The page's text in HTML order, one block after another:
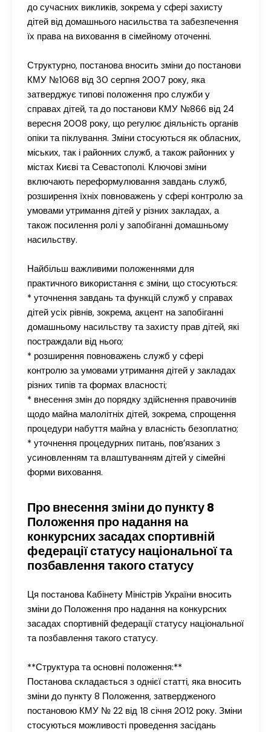
до сучасних викликів, зокрема у сфері захисту
дітей від домашнього насильства та забезпечення
їх права на виховання в сімейному оточенні.
Структурно, постанова вносить зміни до постанови
КМУ №1068 від 30 серпня 2007 року, яка
затверджує типові положення про служби у
справах дітей, та до постанови КМУ №866 від 24
вересня 2008 року, що регулює діяльність органів
опіки та піклування. Зміни стосуються як обласних,
міських, так і районних служб, а також районних у
містах Києві та Севастополі. Ключові зміни
включають переформулювання завдань служб,
розширення їхніх повноважень у сфері контролю за
умовами утримання дітей у різних закладах, а
також посилення ролі у запобіганні домашньому
насильству.
Найбільш важливими положеннями для
практичного використання є зміни, що стосуються:
* уточнення завдань та функцій служб у справах
дітей усіх рівнів, зокрема, акцент на запобіганні
домашньому насильству та захисту прав дітей, які
постраждали від нього;
* розширення повноважень служб у сфері
контролю за умовами утримання дітей у закладах
різних типів та формах власності;
* внесення змін до порядку здійснення правочинів
щодо майна малолітніх дітей, зокрема, спрощення
процедури набуття майна у власність безоплатно;
* уточнення процедурних питань, пов’язаних з
усиновленням та влаштуванням дітей у сімейні
форми виховання.
Про внесення зміни до пункту 8
Положення про надання на
конкурсних засадах спортивній
федерації статусу національної та
позбавлення такого статусу
Ця постанова Кабінету Міністрів України вносить
зміни до Положення про надання на конкурсних
засадах спортивній федерації статусу національної
та позбавлення такого статусу.
**Структура та основні положення:**
Постанова складається з однієї статті, яка вносить
зміни до пункту 8 Положення, затвердженого
постановою КМУ № 22 від 18 січня 2012 року. Зміни
стосуються можливості проведення засідань